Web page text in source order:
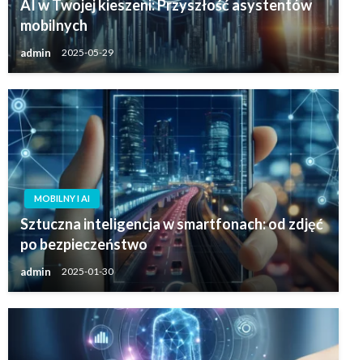
AI w Twojej kieszeni: Przyszłość asystentów
mobilnych
admin 2025-05-29
MOBILNY I AI
Sztuczna inteligencja w smartfonach: od zdjęć
po bezpieczeństwo
admin 2025-01-30